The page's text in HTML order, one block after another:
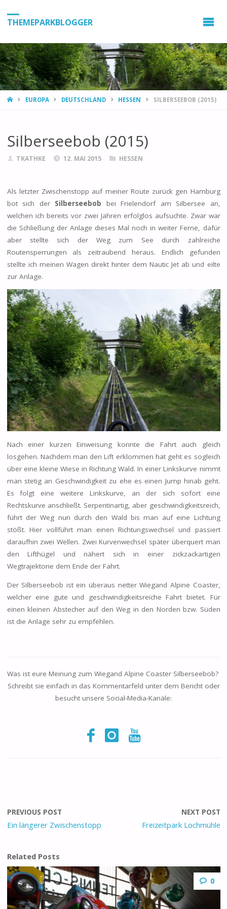
THEMEPARKBLOGGER
HOMEEUROPA DEUTSCHLAND HESSEN SILBERSEEBOB (2015)
Silberseebob (2015)
TKATHKE 12. MAI 2015 HESSEN
Als letzter Zwischenstopp auf meiner Route zurück gen Hamburg
bot sich der Silberseebob bei Frielendorf am Silbersee an,
welchen ich bereits vor zwei Jahren erfolglos aufsuchte. Zwar war
die Schließung der Anlage dieses Mal noch in weiter Ferne, dafür
aber stellte sich der Weg zum See durch zahlreiche
Routensperrungen als zeitraubend heraus. Endlich gefunden
stellte ich meinen Wagen direkt hinter dem Nautic Jet ab und eilte
zur Anlage.
Nach einer kurzen Einweisung konnte die Fahrt auch gleich
losgehen. Nachdem man den Lift erklommen hat geht es sogleich
über eine kleine Wiese in Richtung Wald. In einer Linkskurve nimmt
man stetig an Geschwindigkeit zu ehe es einen Jump hinab geht.
Es folgt eine weitere Linkskurve, an der sich sofort eine
Rechtskurve anschließt. Serpentinartig, aber geschwindigkeitsreich,
führt der Weg nun durch den Wald bis man auf eine Lichtung
stößt. Hier vollführt man einen Richtungswechsel und passiert
daraufhin zwei Wellen. Zwei Kurvenwechsel später überquert man
den Lifthügel und nähert sich in einer zickzackartigen
Wegtrajektorie dem Ende der Fahrt.
Der Silberseebob ist ein überaus netter Wiegand Alpine Coaster,
welcher eine gute und geschwindigkeitsreiche Fahrt bietet. Für
einen kleinen Abstecher auf den Weg in den Norden bzw. Süden
ist die Anlage sehr zu empfehlen.
Was ist eure Meinung zum Wiegand Alpine Coaster Silberseebob?
Schreibt sie einfach in das Kommentarfeld unter dem Bericht oder
besucht unsere Social-Media-Kanäle:
PREVIOUS POST
Ein längerer Zwischenstopp
NEXT POST
Freizeitpark Lochmühle
Related Posts
0